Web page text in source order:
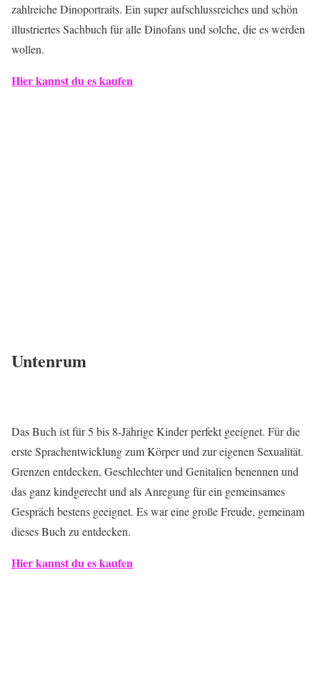
zahlreiche Dinoportraits. Ein super aufschlussreiches und schön
illustriertes Sachbuch für alle Dinofans und solche, die es werden
wollen.
Hier kannst du es kaufen
Untenrum
Das Buch ist für 5 bis 8-Jährige Kinder perfekt geeignet. Für die
erste Sprachentwicklung zum Körper und zur eigenen Sexualität.
Grenzen entdecken, Geschlechter und Genitalien benennen und
das ganz kindgerecht und als Anregung für ein gemeinsames
Gespräch bestens geeignet. Es war eine große Freude, gemeinam
dieses Buch zu entdecken.
Hier kannst du es kaufen